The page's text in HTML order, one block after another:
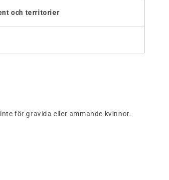
och territorier
för gravida eller ammande kvinnor.